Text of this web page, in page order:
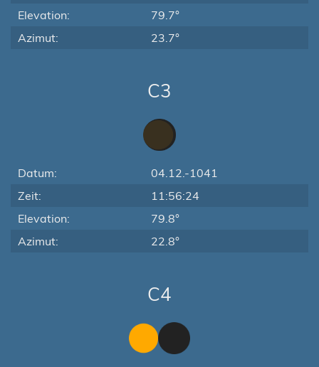
Elevation:
79.7°
Azimut:
23.7°
C3
Datum:
04.12.-1041
Zeit:
11:56:24
Elevation:
79.8°
Azimut:
22.8°
C4